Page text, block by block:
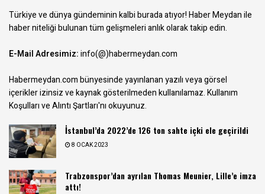
Türkiye ve dünya gündeminin kalbi burada atıyor! Haber Meydan ile
haber niteliği bulunan tüm gelişmeleri anlık olarak takip edin.
E-Mail Adresimiz:info(@)habermeydan.com
Habermeydan.com bünyesinde yayınlanan yazılı veya görsel
içerikler izinsiz ve kaynak gösterilmeden kullanılamaz.Kullanım
Koşulları ve Alıntı Şartları'nı okuyunuz.
İstanbul’da 2022’de 126 ton sahte içki ele geçirildi
8 OCAK 2023
Trabzonspor’dan ayrılan Thomas Meunier, Lille’e imza
attı!